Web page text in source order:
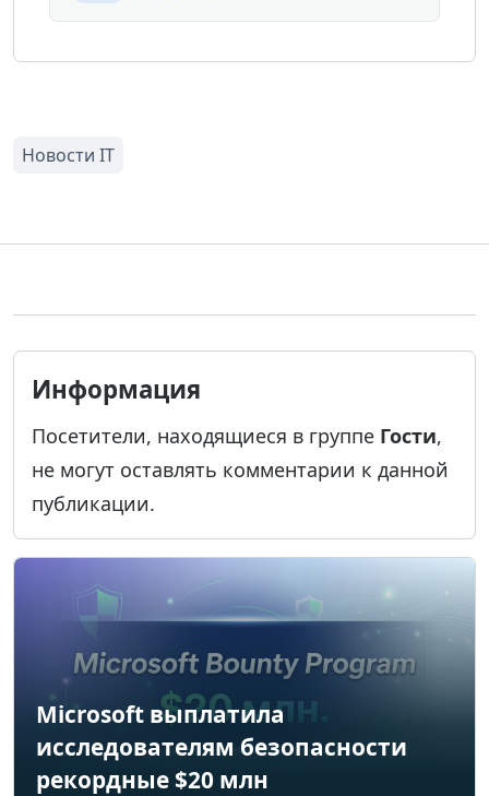
Информация
Посетители, находящиеся в группе Гости,
не могут оставлять комментарии к данной
публикации.
Microsoft выплатила
исследователям безопасности
рекордные $20 млн